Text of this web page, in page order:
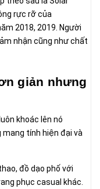
rực rỡ của
2018, 2019. Người
nhận cũng như chất
giản nhưng
khoác lên nó
tính hiện đại và
đồ dạo phố với
phục casual khác.